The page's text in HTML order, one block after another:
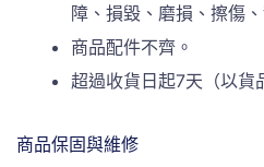
障、損毀、磨損、擦傷
商品配件不齊。
超過收貨日起7天（以貨
商品保固與維修